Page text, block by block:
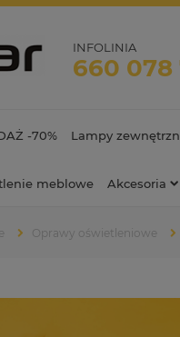
INFOLINIA
660 078
-70% Lampy
meblowe Akcesoria
Oprawy oświetleniowe